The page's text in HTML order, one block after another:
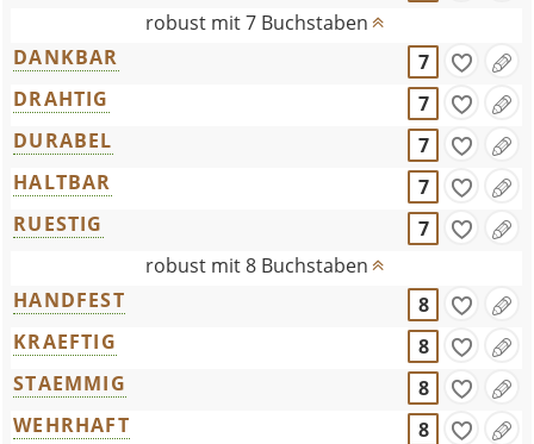
robust mit 7 Buchstaben
DANKBAR
7
DRAHTIG
7
DURABEL
7
HALTBAR
7
RUESTIG
7
robust mit 8 Buchstaben
HANDFEST
8
KRAEFTIG
8
STAEMMIG
8
WEHRHAFT
8